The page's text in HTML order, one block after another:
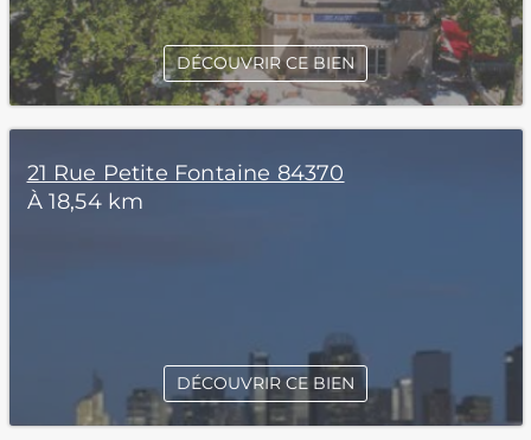
DÉCOUVRIR CE BIEN
21 Rue Petite Fontaine 84370
À 18,54 km
DÉCOUVRIR CE BIEN